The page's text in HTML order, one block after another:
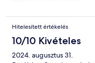
Hitelesített értékelés
10/10 Kivételes
2024. augusztus 31.